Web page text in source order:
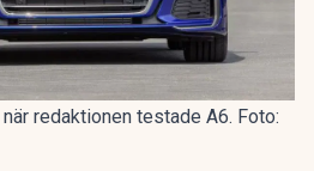
redaktionen testade A6. Foto: